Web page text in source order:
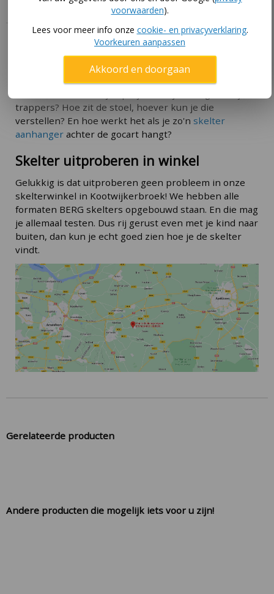
Deze skelter uitproberen?
Je koopt makkelijker de juiste skelter als je hem eerst
even kunt testen. Bijvoorbeeld doordat je zoon of
trappers? Hoe zit de stoel, hoever kun je die
verstellen? En hoe werkt het als je zo'n skelter
aanhanger achter de gocart hangt?
Skelter uitproberen in winkel
Gelukkig is dat uitproberen geen probleem in onze
skelterwinkel in Kootwijkerbroek! We hebben alle
formaten BERG skelters opgebouwd staan. En die mag
je allemaal testen. Dus rij gerust even met je kind naar
buiten, dan kun je echt goed zien hoe je de skelter
vindt.
Gerelateerde producten
Andere producten die mogelijk iets voor u zijn!
voorwaarden).
Lees voor meer info onze cookie- en privacyverklaring.
Voorkeuren aanpassen
Akkoord en doorgaan